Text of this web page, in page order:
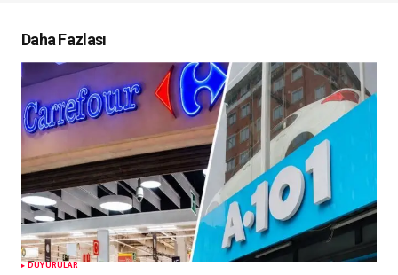
Daha Fazlası
DUYURULAR